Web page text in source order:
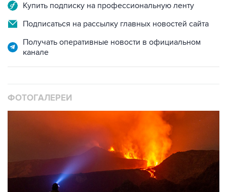
Купить подписку на профессиональную ленту
Подписаться на рассылку главных новостей сайта
Получать оперативные новости в официальном
канале
ФОТОГАЛЕРЕИ